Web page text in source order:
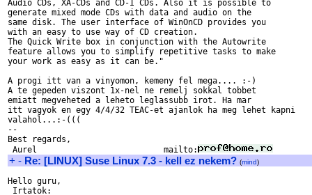
Audio CDs, XA-CDs and CD-I CDs. Also it is possible to
generate mixed mode CDs with data and audio on the
same disk. The user interface of WinOnCD provides you
with an easy to use way of CD creation.
The Quick Write box in conjunction with the Autowrite
feature allows you to simplify repetitive tasks to make
your work as easy as it can be."
A progi itt van a vinyomon, kemeny fel mega.... :-)
A te gepeden viszont 1x-nel ne remelj sokkal tobbet
emiatt megveheted a leheto leglassubb irot. Ha mar
itt vagyok en egy 4/4/32 TEAC-et ajanlok ha meg lehet kapni
valahol...:-(((
--
Best regards,
Aurel                          mailto:
+ - Re: [LINUX] Suse Linux 7.3 - kell ez nekem? (mind)
Hello guru,